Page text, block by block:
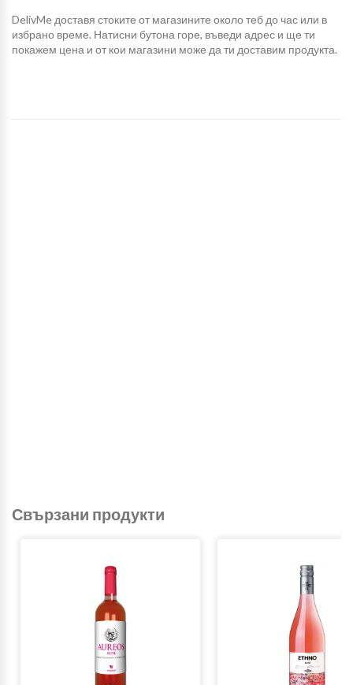
DelivMe доставя стоките от магазините около теб до час или в
избрано време. Натисни бутона горе, въведи адрес и ще ти
покажем цена и от кои магазини може да ти доставим продукта.
Свързани продукти